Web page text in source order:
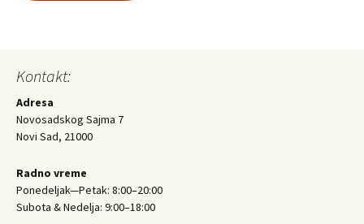
Kontakt:
Adresa
Novosadskog Sajma 7
Novi Sad, 21000
Radno vreme
Ponedeljak—Petak: 8:00–20:00
Subota & Nedelja: 9:00–18:00